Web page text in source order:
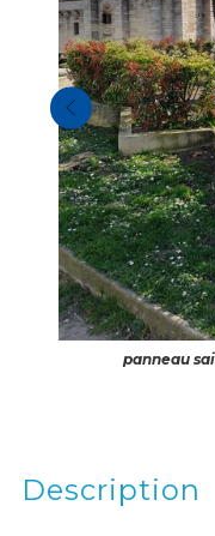
panneau
Description